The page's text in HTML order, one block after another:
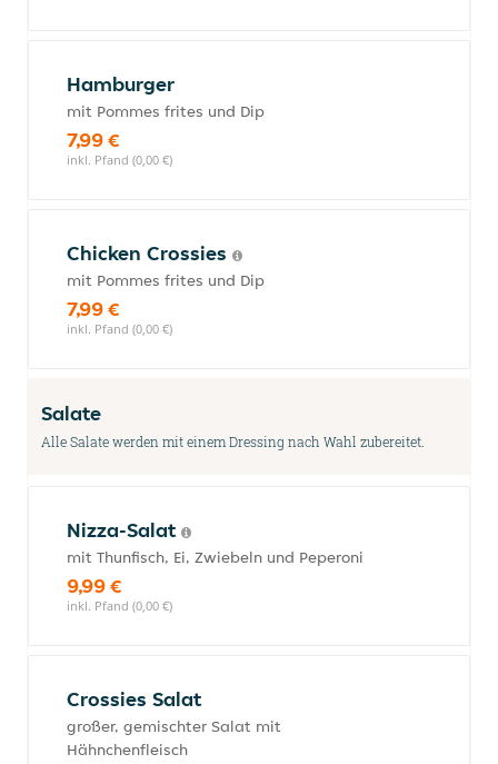
Hamburger
mit Pommes frites und Dip
7,99 €
inkl. Pfand (0,00 €)
Chicken Crossies
mit Pommes frites und Dip
7,99 €
inkl. Pfand (0,00 €)
Salate
Alle Salate werden mit einem Dressing nach Wahl zubereitet.
Nizza-Salat
mit Thunfisch, Ei, Zwiebeln und Peperoni
9,99 €
inkl. Pfand (0,00 €)
Crossies Salat
großer, gemischter Salat mit
Hähnchenfleisch